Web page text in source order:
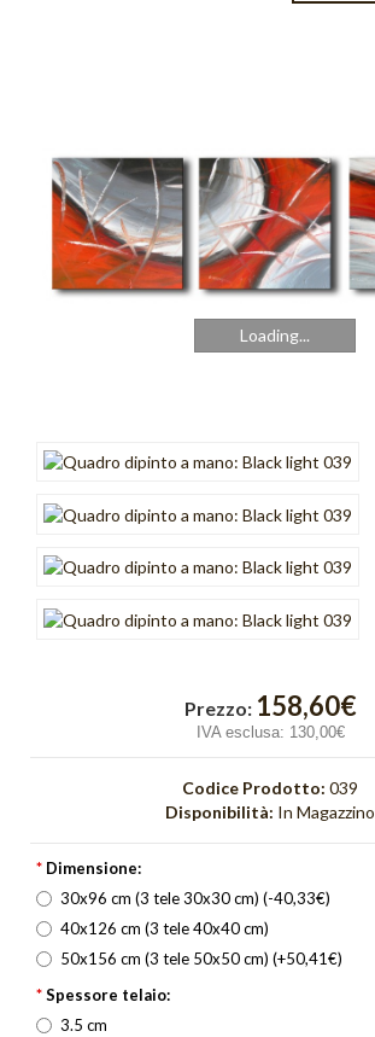
Cubik
Emozioni
Finestre
Intreccio
Luce
Onde
Quadri Bagliore
quadri moderni
Quadri Unici
Loading...
Prezzo: 158,60€
IVA esclusa: 130,00€
Codice Prodotto: 039
Disponibilità: In Magazzino
* Dimensione:
30x96 cm (3 tele 30x30 cm) (-40,33€)
40x126 cm (3 tele 40x40 cm)
50x156 cm (3 tele 50x50 cm) (+50,41€)
*Spessore telaio:
3.5 cm